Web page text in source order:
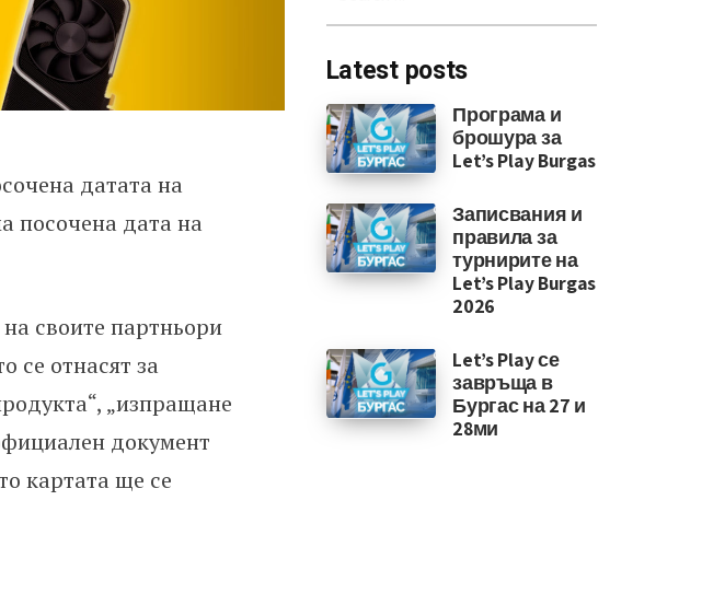
датата на
посочена дата на
своите партньори
се отнасят за
„изпращане
документ
картата ще се
Latest posts
Програма и
брошура за
Let’s Play Burgas
Записвания и
правила за
турнирите на
Let’s Play Burgas
2026
Let’s Play се
завръща в
Бургас на 27 и
28ми